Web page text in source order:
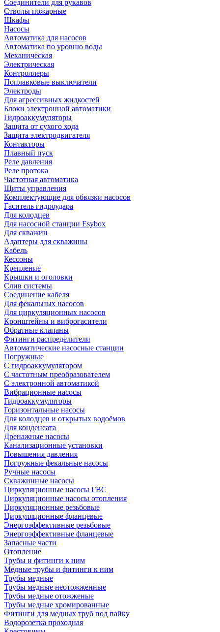
Соединители для рукавов
Стволы пожарные
Шкафы
Насосы
Автоматика для насосов
Автоматика по уровню воды
Механическая
Электрическая
Контроллеры
Поплавковые выключатели
Электроды
Для агрессивных жидкостей
Блоки электронной автоматики
Гидроаккумуляторы
Защита от сухого хода
Защита электродвигателя
Контакторы
Плавный пуск
Реле давления
Реле протока
Частотная автоматика
Щиты управления
Комплектующие для обвязки насосов
Гаситель гидроудара
Для колодцев
Для насосной станции Esybox
Для скважин
Адаптеры для скважины
Кабель
Кессоны
Крепление
Крышки и оголовки
Слив системы
Соединение кабеля
Для фекальных насосов
Для циркуляционных насосов
Кронштейны и виброгасители
Обратные клапаны
Фитинги распределители
Автоматические насосные станции
Погружные
С гидроаккумулятором
С частотным преобразователем
С электронной автоматикой
Вибрационные насосы
Гидроаккумуляторы
Горизонтальные насосы
Для колодцев и открытых водоёмов
Для конденсата
Дренажные насосы
Канализационные установки
Повышения давления
Погружные фекальные насосы
Ручные насосы
Скважинные насосы
Циркуляционные насосы ГВС
Циркуляционные насосы отопления
Циркуляционные резьбовые
Циркуляционные фланцевые
Энергоэффективные резьбовые
Энергоэффективные фланцевые
Запасные части
Отопление
Трубы и фитинги к ним
Медные трубы и фитинги к ним
Трубы медные
Трубы медные неотожженные
Трубы медные отожженые
Трубы медные хромированные
Фитинги для медных труб под пайку
Водорозетка проходная